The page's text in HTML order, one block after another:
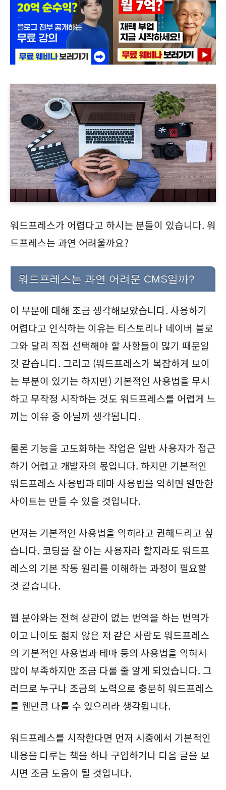
워드프레스가 어렵다고 하시는 분들이 있습니다. 워
드프레스는 과연 어려울까요?
워드프레스는 과연 어려운 CMS일까?
이 부분에 대해 조금 생각해보았습니다. 사용하기
어렵다고 인식하는 이유는 티스토리나 네이버 블로
그와 달리 직접 선택해야 할 사항들이 많기 때문일
것 같습니다. 그리고 (워드프레스가 복잡하게 보이
는 부분이 있기는 하지만) 기본적인 사용법을 무시
하고 무작정 시작하는 것도 워드프레스를 어렵게 느
끼는 이유 중 아닐까 생각됩니다.
물론 기능을 고도화하는 작업은 일반 사용자가 접근
하기 어렵고 개발자의 몫입니다. 하지만 기본적인
워드프레스 사용법과 테마 사용법을 익히면 웬만한
사이트는 만들 수 있을 것입니다.
먼저는 기본적인 사용법을 익히라고 권해드리고 싶
습니다. 코딩을 잘 아는 사용자라 할지라도 워드프
레스의 기본 작동 원리를 이해하는 과정이 필요할
것 같습니다.
웹 분야와는 전혀 상관이 없는 번역을 하는 번역가
이고 나이도 젊지 않은 저 같은 사람도 워드프레스
의 기본적인 사용법과 테마 등의 사용법을 익혀서
많이 부족하지만 조금 다룰 줄 알게 되었습니다. 그
러므로 누구나 조금의 노력으로 충분히 워드프레스
를 웬만큼 다룰 수 있으리라 생각됩니다.
워드프레스를 시작한다면 먼저 시중에서 기본적인
내용을 다루는 책을 하나 구입하거나 다음 글을 보
시면 조금 도움이 될 것입니다.